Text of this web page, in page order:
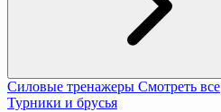
Силовые тренажеры Смотреть все
Турники и брусья